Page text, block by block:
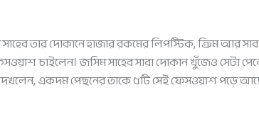
তার দোকানে হাজার রকমের লিপস্টিক, ক্রিম আর
চাইলেন। জসিম সাহেব সারা দোকান খুঁজেও সেটা
দেখলেন, একদম পেছনের তাকে ৫টি সেই ফেসওয়াশ পড়ে